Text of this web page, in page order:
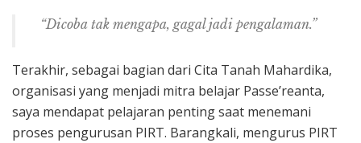
“Dicoba tak mengapa, gagal jadi pengalaman.”
Terakhir, sebagai bagian dari Cita Tanah Mahardika,
organisasi yang menjadi mitra belajar Passe’reanta,
saya mendapat pelajaran penting saat menemani
proses pengurusan PIRT. Barangkali, mengurus PIRT